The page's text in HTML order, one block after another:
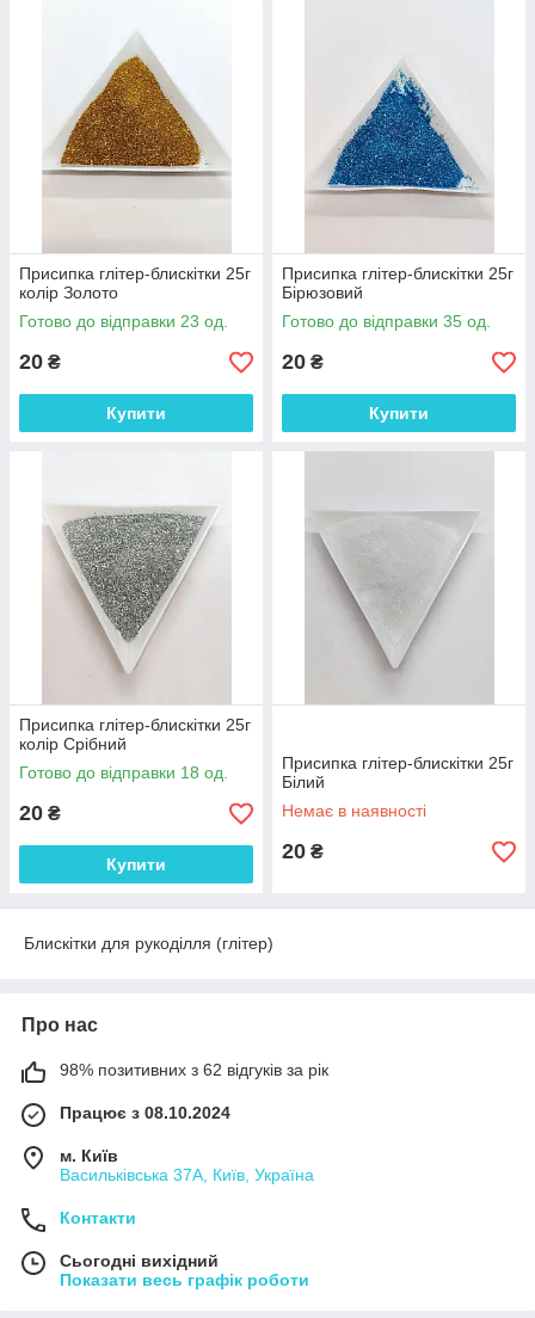
Присипка глітер-блискітки 25г
колір Золото
Готово до відправки 23 од.
20 ₴
Купити
Присипка глітер-блискітки 25г
Бірюзовий
Готово до відправки 35 од.
20 ₴
Купити
Присипка глітер-блискітки 25г
колір Срібний
Готово до відправки 18 од.
20 ₴
Купити
Присипка глітер-блискітки 25г
Білий
Немає в наявності
20 ₴
Блискітки для рукоділля (глітер)
Про нас
98% позитивних з 62 відгуків за рік
Працює з 08.10.2024
м. Київ
Васильківська 37А, Київ, Україна
Контакти
Сьогодні вихідний
Показати весь графік роботи